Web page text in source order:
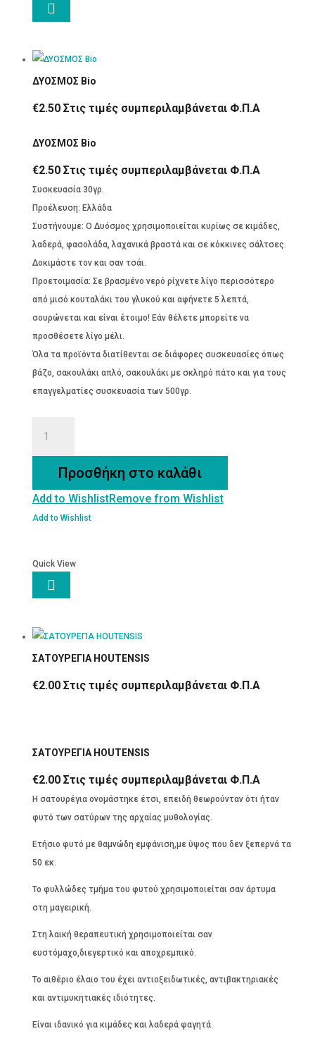

ΔΥΟΣΜΟΣ Βio
€2.50 Στις τιμές συμπεριλαμβάνεται Φ.Π.Α
ΔΥΟΣΜΟΣ Βio
€2.50 Στις τιμές συμπεριλαμβάνεται Φ.Π.Α
Συσκευασία 30γρ.
Προέλευση: Ελλάδα
Συστήνουμε: Ο Δυόσμος χρησιμοποιείται κυρίως σε κιμάδες,
λαδερά, φασολάδα, λαχανικά βραστά και σε κόκκινες σάλτσες.
Δοκιμάστε τον και σαν τσάι.
Προετοιμασία: Σε βρασμένο νερό ρίχνετε λίγο περισσότερο
από μισό κουταλάκι του γλυκού και αφήνετε 5 λεπτά,
σουρώνεται και είναι έτοιμο! Εάν θέλετε μπορείτε να
προσθέσετε λίγο μέλι.
Όλα τα προϊόντα διατίθενται σε διάφορες συσκευασίες όπως
βάζο, σακουλάκι απλό, σακουλάκι με σκληρό πάτο και για τους
επαγγελματίες συσκευασία των 500γρ.
Προσθήκη στο καλάθι
Add to WishlistRemove from Wishlist
Add to Wishlist
Quick View

ΣΑΤΟΥΡΕΓΙΑ HOUTENSIS
€2.00 Στις τιμές συμπεριλαμβάνεται Φ.Π.Α
ΣΑΤΟΥΡΕΓΙΑ HOUTENSIS
€2.00 Στις τιμές συμπεριλαμβάνεται Φ.Π.Α
Η σατουρέγια ονομάστηκε έτσι, επειδή θεωρούνταν ότι ήταν
φυτό των σατύρων της αρχαίας μυθολογίας.
Ετήσιο φυτό με θαμνώδη εμφάνιση,με ύψος που δεν ξεπερνά τα
50 εκ.
Το φυλλώδες τμήμα του φυτού χρησιμοποιείται σαν άρτυμα
στη μαγειρική.
Στη λαική θεραπευτική χρησιμοποιείται σαν
ευστόμαχο,διεγερτικό και αποχρεμπικό.
Το αιθέριο έλαιο του έχει αντιοξειδωτικές, αντιβακτηριακές
και αντιμυκητιακές ιδιότητες.
Είναι ιδανικό για κιμάδες και λαδερά φαγητά.